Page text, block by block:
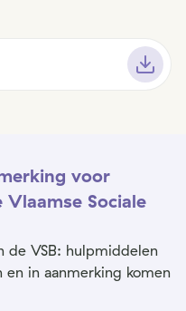
voor
Sociale
de VSB: hulpmiddelen
in aanmerking komen